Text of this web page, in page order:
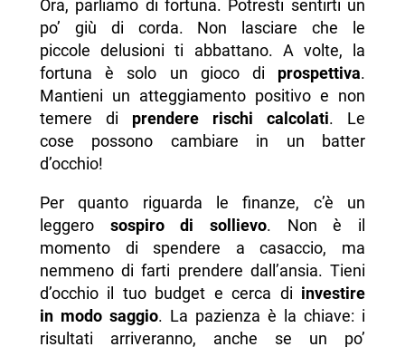
Ora, parliamo di fortuna. Potresti sentirti un
po’ giù di corda. Non lasciare che le
piccole delusioni ti abbattano. A volte, la
fortuna è solo un gioco di prospettiva.
Mantieni un atteggiamento positivo e non
temere di prendere rischi calcolati. Le
cose possono cambiare in un batter
d’occhio!
Per quanto riguarda le finanze, c’è un
leggero sospiro di sollievo. Non è il
momento di spendere a casaccio, ma
nemmeno di farti prendere dall’ansia. Tieni
d’occhio il tuo budget e cerca di investire
in modo saggio. La pazienza è la chiave: i
risultati arriveranno, anche se un po’